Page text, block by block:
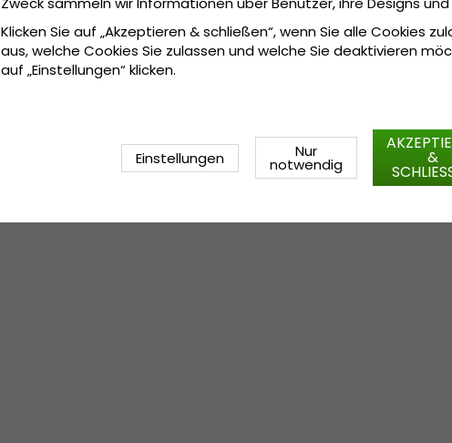
Klicken Sie auf „Akzeptieren & schließen“, wenn Sie alle Cookies
aus, welche Cookies Sie zulassen und welche Sie deaktivieren
auf „Einstellungen“ klicken.
Einstellungen Nur
notwendig &